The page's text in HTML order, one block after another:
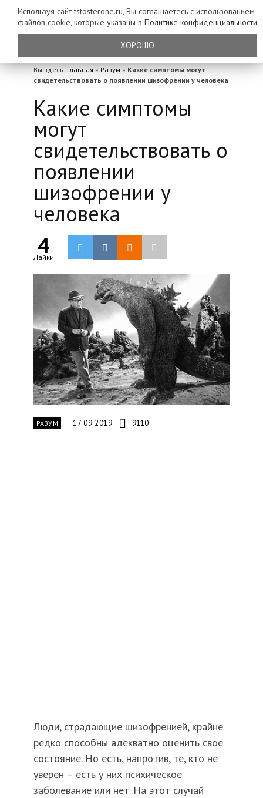
Вы здесь: Главная » Разум » Какие симптомы могут
свидетельствовать о появлении шизофрении у человека
Какие симптомы
могут
свидетельствовать о
появлении
шизофрении у
человека
4
Лайки
РАЗУМ 17.09.2019 9110
Люди, страдающие шизофренией, крайне
редко способны адекватно оценить свое
состояние. Но есть, напротив, те, кто не
уверен – есть у них психическое
заболевание или нет. На этот случай
Используя сайт tstosterone.ru, Вы соглашаетесь с использованием
файлов cookie, которые указаны в Политике конфиденциальности
ХОРОШО